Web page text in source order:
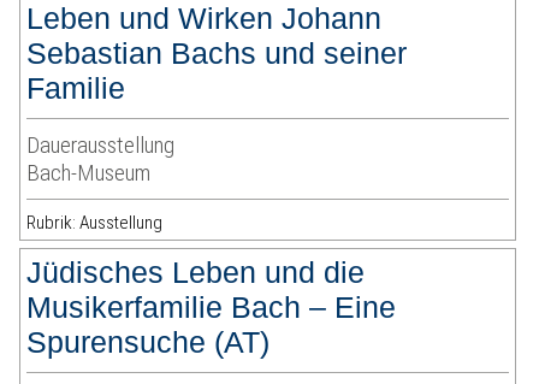
Leben und Wirken Johann
Sebastian Bachs und seiner
Familie
Dauerausstellung
Bach-Museum
Rubrik: Ausstellung
Jüdisches Leben und die
Musikerfamilie Bach – Eine
Spurensuche (AT)